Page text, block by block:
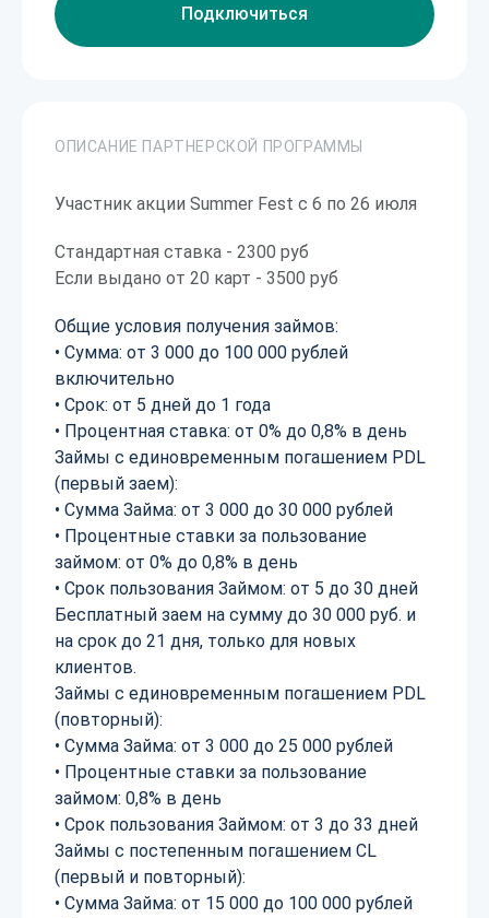
Подключиться
ОПИСАНИЕ ПАРТНЕРСКОЙ ПРОГРАММЫ
Участник акции Summer Fest с 6 по 26 июля
Стандартная ставка - 2300 руб
Если выдано от 20 карт - 3500 руб
Общие условия получения займов:
• Сумма: от 3 000 до 100 000 рублей
включительно
• Срок: от 5 дней до 1 года
• Процентная ставка: от 0% до 0,8% в день
Займы с единовременным погашением PDL
(первый заем):
• Сумма Займа: от 3 000 до 30 000 рублей
• Процентные ставки за пользование
займом: от 0% до 0,8% в день
• Срок пользования Займом: от 5 до 30 дней
Бесплатный заем на сумму до 30 000 руб. и
на срок до 21 дня, только для новых
клиентов.
Займы с единовременным погашением PDL
(повторный):
• Сумма Займа: от 3 000 до 25 000 рублей
• Процентные ставки за пользование
займом: 0,8% в день
• Срок пользования Займом: от 3 до 33 дней
Займы с постепенным погашением CL
(первый и повторный):
• Сумма Займа: от 15 000 до 100 000 рублей